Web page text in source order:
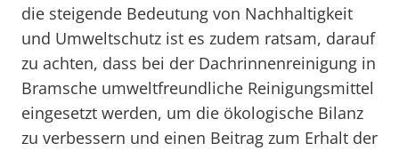
die steigende Bedeutung von Nachhaltigkeit
und Umweltschutz ist es zudem ratsam, darauf
zu achten, dass bei der Dachrinnenreinigung in
Bramsche umweltfreundliche Reinigungsmittel
eingesetzt werden, um die ökologische Bilanz
zu verbessern und einen Beitrag zum Erhalt der